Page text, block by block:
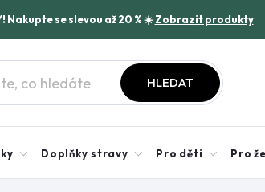
Nakupte se slevou až 20 % ☀️Zobrazit produkty
HLEDAT
Doplňky stravy Pro děti Pro